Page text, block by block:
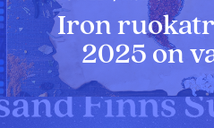
Iron
2025 on